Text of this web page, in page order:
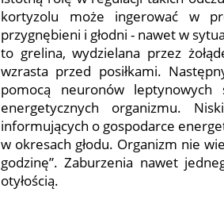
kortyzolu może ingerować w
przygnębieni i głodni - nawet w
to grelina, wydzielana przez
wzrasta przed posiłkami.
pomocą neuronów
energetycznych organizmu.
informujących o gospodarce
w okresach głodu. Organizm nie
godzinę”. Zaburzenia nawet
otyłością.